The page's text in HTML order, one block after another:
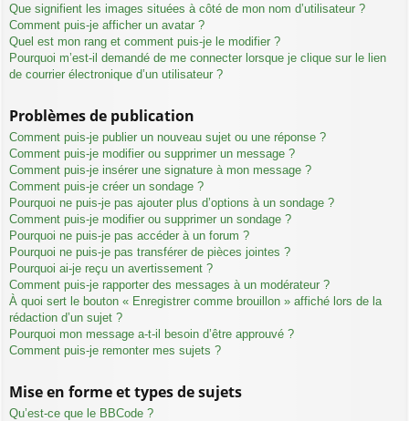
Que signifient les images situées à côté de mon nom d’utilisateur ?
Comment puis-je afficher un avatar ?
Quel est mon rang et comment puis-je le modifier ?
Pourquoi m’est-il demandé de me connecter lorsque je clique sur le lien
de courrier électronique d’un utilisateur ?
Problèmes de publication
Comment puis-je publier un nouveau sujet ou une réponse ?
Comment puis-je modifier ou supprimer un message ?
Comment puis-je insérer une signature à mon message ?
Comment puis-je créer un sondage ?
Pourquoi ne puis-je pas ajouter plus d’options à un sondage ?
Comment puis-je modifier ou supprimer un sondage ?
Pourquoi ne puis-je pas accéder à un forum ?
Pourquoi ne puis-je pas transférer de pièces jointes ?
Pourquoi ai-je reçu un avertissement ?
Comment puis-je rapporter des messages à un modérateur ?
À quoi sert le bouton « Enregistrer comme brouillon » affiché lors de la
rédaction d’un sujet ?
Pourquoi mon message a-t-il besoin d’être approuvé ?
Comment puis-je remonter mes sujets ?
Mise en forme et types de sujets
Qu’est-ce que le BBCode ?